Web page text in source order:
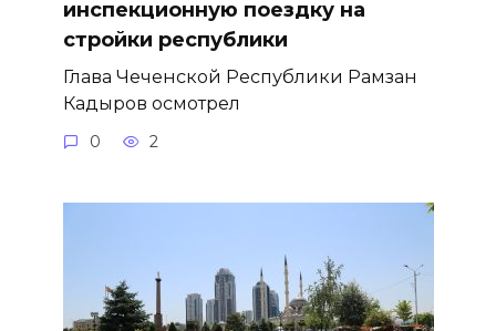
инспекционную поездку на
стройки республики
Глава Чеченской Республики Рамзан
Кадыров осмотрел
0 2